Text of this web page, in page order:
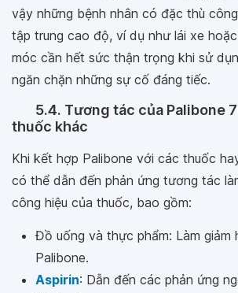
vậy những bệnh nhân có đặc thù
tập trung cao độ, ví dụ như lái xe
móc cần hết sức thận trọng khi sử
ngăn chặn những sự cố đáng tiếc.
5.4. Tương tác của Palibone
thuốc khác
Khi kết hợp Palibone với các thuốc
có thể dẫn đến phản ứng tương tác
công hiệu của thuốc, bao gồm:
Đồ uống và thực phẩm: Làm giảm
Palibone.
Aspirin: Dẫn đến các phản ứng